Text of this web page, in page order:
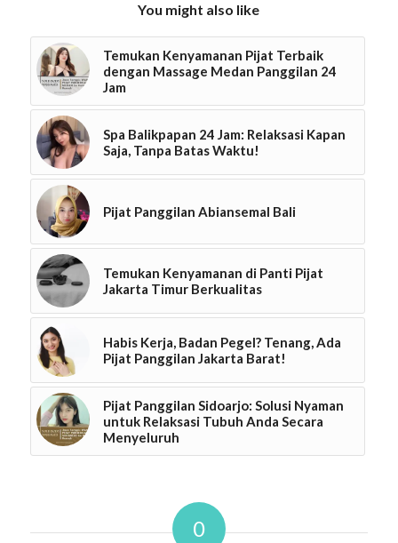
You might also like
Temukan Kenyamanan Pijat Terbaik
dengan Massage Medan Panggilan 24
Jam
Spa Balikpapan 24 Jam: Relaksasi Kapan
Saja, Tanpa Batas Waktu!
Pijat Panggilan Abiansemal Bali
Temukan Kenyamanan di Panti Pijat
Jakarta Timur Berkualitas
Habis Kerja, Badan Pegel? Tenang, Ada
Pijat Panggilan Jakarta Barat!
Pijat Panggilan Sidoarjo: Solusi Nyaman
untuk Relaksasi Tubuh Anda Secara
Menyeluruh
0